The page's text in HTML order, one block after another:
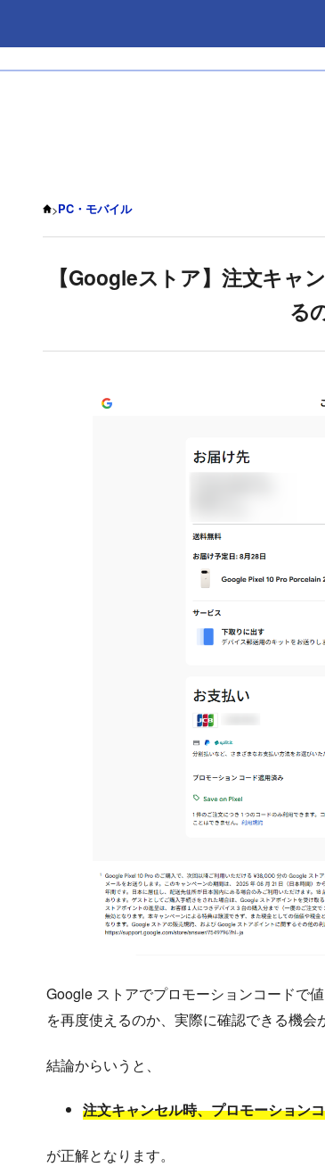
>PC・モバイル
【Googleストア】注文キャ
る
Google ストアでプロモーションコードで
を再度使えるのか、実際に確認できる機会
結論からいうと、
注文キャンセル時、プロモーション
が正解となります。